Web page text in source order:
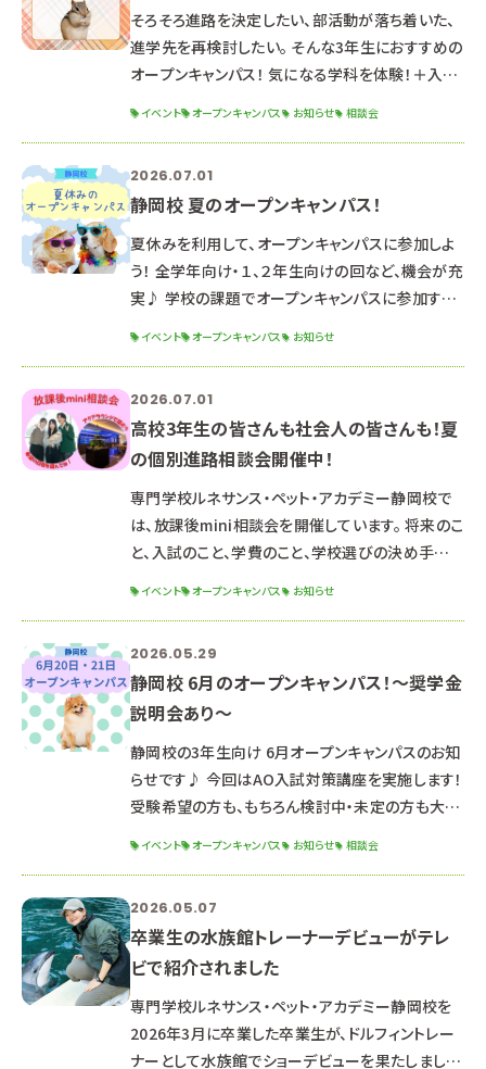
ています。 エントリー受付期間：８月１日～８月３１
日 面接日：９月５日（土
そろそろ進路を決定したい、部活動が落ち着いた、
進学先を再検討したい。 そんな3年生におすすめの
オープンキャンパス！ 気になる学科を体験！＋入試
明・入試説明会 アンケート 適性検査（対象者のみ）
終了 ☆申込方法☆ こちらのフォームに入力 or
LINEや電話でもOKです☆ ▶申込フォームはこち
ら ▶公式LINEお友達
イベント オープンキャンパス お知らせ 相談会
2026.07.01
静岡校 夏のオープンキャンパス！
夏休みを利用して、オープンキャンパスに参加しよ
う！ 全学年向け・１、２年生向けの回など、機会が充
実♪ 学校の課題でオープンキャンパスに参加する
け】✧♡✧♡✧♡✧♡✧♡ ７月２５日（土） ７月２６
日（日） １３：００～１６：３０（１２：３０～受付開始）
【全学年におすすめ】★＊＊★＊＊★＊＊ ８
イベント オープンキャンパス お知らせ
2026.07.01
高校3年生の皆さんも社会人の皆さんも！夏
の個別進路相談会開催中！
専門学校ルネサンス・ペット・アカデミー静岡校で
は、放課後mini相談会を開催しています。 将来のこ
と、入試のこと、学費のこと、学校選びの決め手な
んは仕事終わりでご都合のいい日程を調整します。
ご希望の開催日時をお知らせください。日時を調整
してこちらからご連絡させていただきます。 下記
フォーム、または公式LINEよりご予約ください。
↓↓↓ 放
イベント オープンキャンパス お知らせ
2026.05.29
静岡校 6月のオープンキャンパス！～奨学金
説明会あり～
静岡校の3年生向け 6月オープンキャンパスのお知
らせです♪ 今回はAO入試対策講座を実施します！
受験希望の方も、もちろん検討中・未定の方も大歓
学金に関するお問い合わせを多数いただいていま
すので 開始前の時間に「奨学金説明会」を行いま
す。 奨学金はよくわからない...その気持ちに奨学金
兼 就職 担当の先生が 就職まで見据えてお答えし
イベント オープンキャンパス お知らせ 相談会
2026.05.07
卒業生の水族館トレーナーデビューがテレ
ビで紹介されました
専門学校ルネサンス・ペット・アカデミー静岡校を
2026年3月に卒業した卒業生が、ドルフィントレー
ナーとして水族館でショーデビューを果たしまし